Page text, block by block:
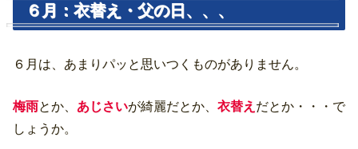
６月：衣替え・父の日、、、
６月は、あまりパッと思いつくものがありません。
梅雨とか、 あじさいが綺麗だとか、 衣替え だとか・・・で
しょうか。